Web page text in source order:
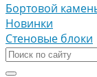
Бортовой
Новинки
Стеновые блоки